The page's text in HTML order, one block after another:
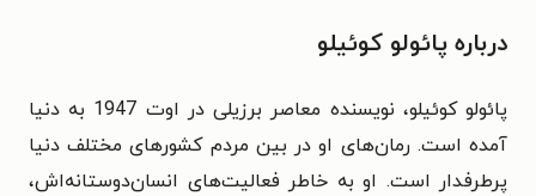
درباره پائولو کوئیلو
پائولو کوئیلو، نویسنده معاصر برزیلی در اوت 1947 به دنیا
آمده است. رمان‌های او در بین مردم کشورهای مختلف دنیا
پرطرفدار است. او به خاطر فعالیت‌های انسان‌دوستانه‌اش،